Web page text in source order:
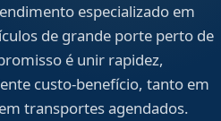
especializado em
de grande porte perto de
é unir rapidez,
custo-benefício, tanto em
transportes agendados.